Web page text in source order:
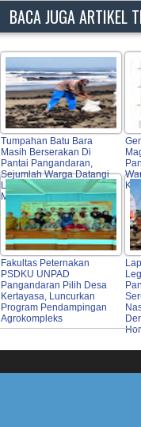
BACA JUGA ARTIKEL
Tumpahan Batu Bara
Masih Berserakan Di
Pantai Pangandaran,
Sejumlah Warga Datangi
Lokasi Dan
Memungutinya
Fakultas Peternakan
PSDKU UNPAD
Pangandaran Pilih Desa
Kertayasa, Luncurkan
Program Pendampingan
Agrokompleks